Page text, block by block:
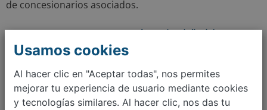
de concesionarios asociados.
1. La gran pregunta: ¿qué coche híbrido
comprar?
principales, cuya diferencia se basa en el ordenamiento
y la administración de la energía de sus componentes.
Usamos cookies
Al hacer clic en "Aceptar todas", nos permites
mejorar tu experiencia de usuario mediante cookies
y tecnologías similares. Al hacer clic, nos das tu